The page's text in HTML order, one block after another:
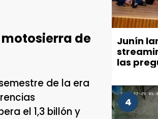
de
de la era
el 1,3 billón y
Junín
las
4